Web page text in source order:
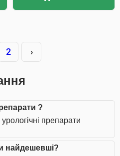
2 ›
?
препарати
найдешевші?